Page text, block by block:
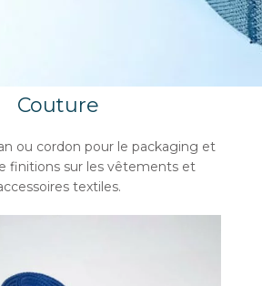
Couture
ou cordon pour le packaging et
finitions sur les vêtements et
textiles.